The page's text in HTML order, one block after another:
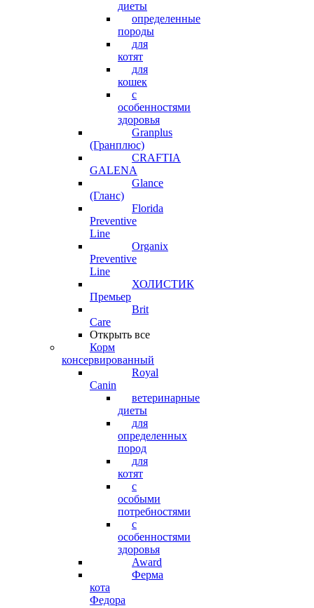
диеты
определенные
породы
для
котят
для
кошек
с
особенностями
здоровья
Granplus
(Гранплюс)
CRAFTIA
GALENA
Glance
(Гланс)
Florida
Preventive
Line
Organix
Preventive
Line
ХОЛИСТИК
Премьер
Brit
Care
Открыть все
Корм
консервированный
Royal
Canin
ветеринарные
диеты
для
определенных
пород
для
котят
с
особыми
потребностями
с
особенностями
здоровья
Award
Ферма
кота
Федора